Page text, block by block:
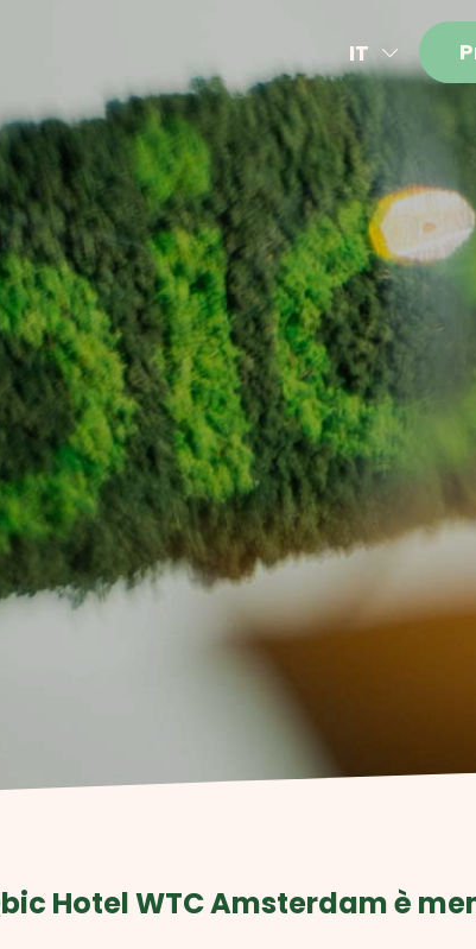
IT
EN
NL
FR
DE
ES
Hotel WTC Amsterdam è